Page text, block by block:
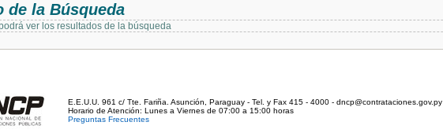
de la Búsqueda
ver los resultados de la búsqueda
E.E.U.U. 961 c/ Tte. Fariña. Asunción, Paraguay - Tel. y Fax 415 - 4000 - dncp@contrataciones.gov.py
Horario de Atención: Lunes a Viernes de 07:00 a 15:00 horas
Preguntas Frecuentes